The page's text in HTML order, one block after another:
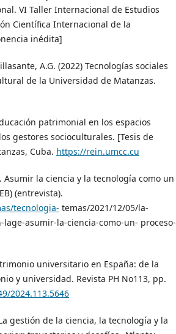
VI Taller Internacional de Estudios
Científica Internacional de la
inédita]
A.G. (2022) Tecnologías sociales
de la Universidad de Matanzas.
patrimonial en los espacios
gestores socioculturales. [Tesis de
Cuba. https://rein.umcc.cu
Asumir la ciencia y la tecnología como un
(entrevista).
tecnologia- temas/2021/12/05/la-
asumir-la-ciencia-como-un- proceso-
universitario en España: de la
y universidad. Revista PH No113, pp.
2024.113.5646
gestión de la ciencia, la tecnología y la